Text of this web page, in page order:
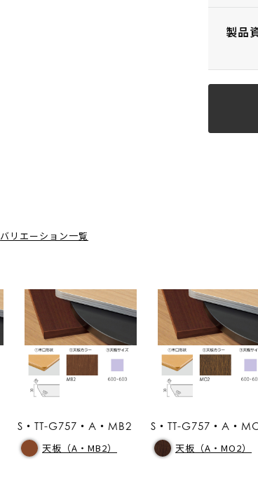
製品
バリエーション一覧
S・TT-G757・A・MB2
天板（A・MB2）
S・TT-G757・A・
天板（A・MO2）